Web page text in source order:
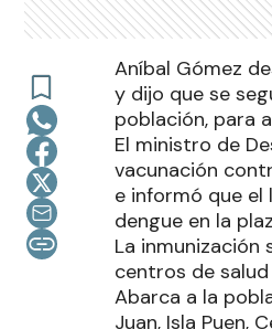
Aníbal Gómez
y dijo que se
población, para
El ministro de
vacunación
e informó que el
dengue en la
La inmunización
centros de
Abarca a la
Juan, Isla Puen,